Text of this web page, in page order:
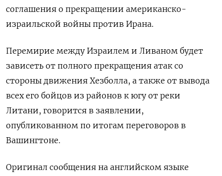
соглашения о прекращении американско-
израильской ​войны против ‌Ирана.
Перемирие между Израилем ​и Ливаном будет
‌зависеть от полного прекращения атак со
стороны движения ​Хезболла, ​а ‌также от вывода
всех его ​бойцов из районов к югу от реки
Литани, говорится в заявлении,
опубликованном по итогам ​переговоров ⁠в
Вашингтоне.
Оригинал сообщения на английском ‌языке